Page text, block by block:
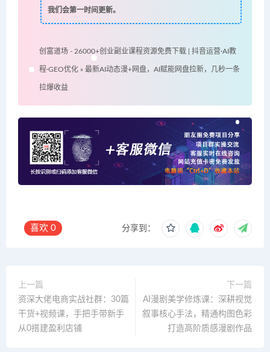
我们会第一时间更新。
创富道场 - 26000+创业副业课程资源免费下载 | 抖音运营·AI教
程·GEO优化 » 最新AI动态漫+网盘，AI赋能网盘拉新，几秒一条
拉爆收益
喜欢 0 分享到：
上一篇
资深大佬电商实战社群：30篇
干货+视频课，手把手带新手
从0搭建盈利店铺
下一篇
AI漫剧美学修炼课：深耕视觉
叙事核心手法，精通构图色彩
打造高阶质感漫剧作品